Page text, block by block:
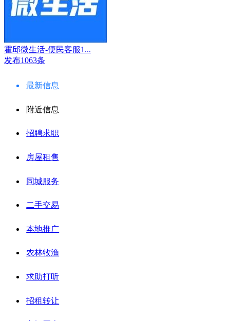
霍邱微生活-便民客服1...
发布1063条
最新信息
附近信息
招聘求职
房屋租售
同城服务
二手交易
本地推广
农林牧渔
求助打听
招租转让